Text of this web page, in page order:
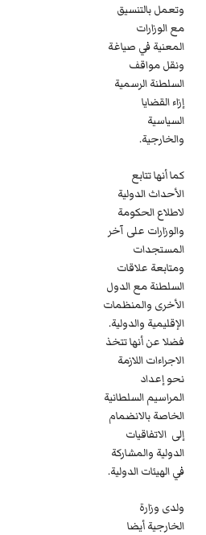
وتعمل بالتنسيق
مع الوزارات
المعنية في صياغة
ونقل مواقف
السلطنة الرسمية
إزاء القضايا
السياسية
والخارجية.
كما أنها تتابع
الأحداث الدولية
لاطلاع الحكومة
والوزارات على آخر
المستجدات
ومتابعة علاقات
السلطنة مع الدول
الأخرى والمنظمات
الإقليمية والدولية.
فضلا عن أنها تتخذ
الاجراءات اللازمة
نحو إعداد
المراسيم السلطانية
الخاصة بالانضمام
إلى الاتفاقيات
الدولية والمشاركة
في الهيئات الدولية.
ولدى وزارة
الخارجية أيضا